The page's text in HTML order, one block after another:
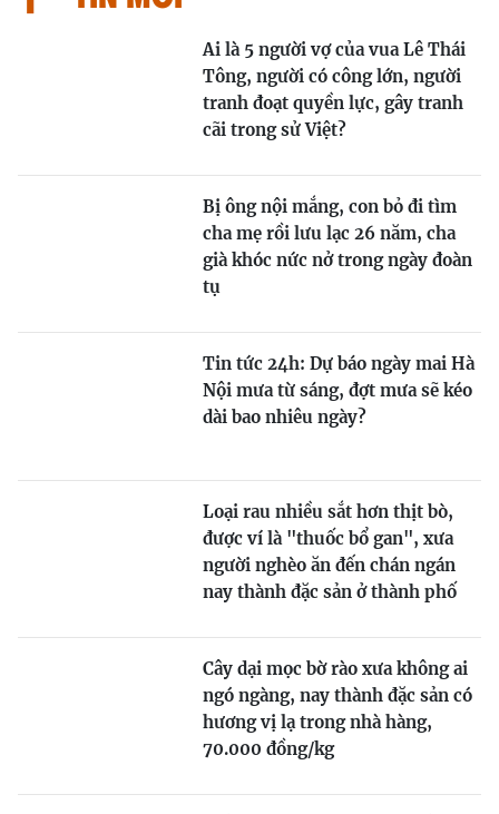
Ai là 5 người vợ của vua Lê Thái
Tông, người có công lớn, người
tranh đoạt quyền lực, gây tranh
cãi trong sử Việt?
Bị ông nội mắng, con bỏ đi tìm
cha mẹ rồi lưu lạc 26 năm, cha
già khóc nức nở trong ngày đoàn
tụ
Tin tức 24h: Dự báo ngày mai Hà
Nội mưa từ sáng, đợt mưa sẽ kéo
dài bao nhiêu ngày?
Loại rau nhiều sắt hơn thịt bò,
được ví là "thuốc bổ gan", xưa
người nghèo ăn đến chán ngán
nay thành đặc sản ở thành phố
Cây dại mọc bờ rào xưa không ai
ngó ngàng, nay thành đặc sản có
hương vị lạ trong nhà hàng,
70.000 đồng/kg